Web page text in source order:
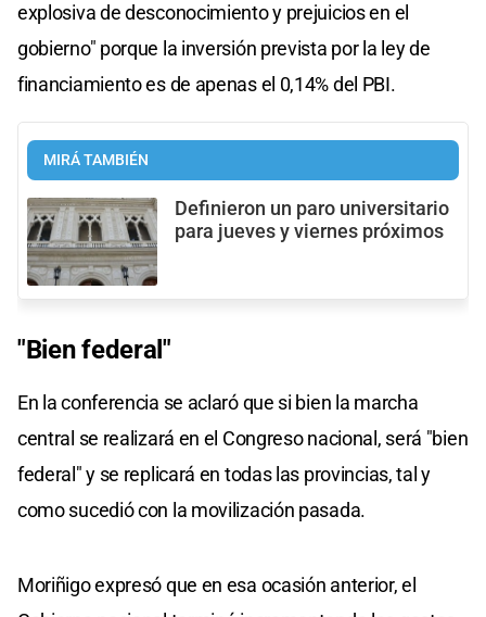
explosiva de desconocimiento y prejuicios en el
gobierno" porque la inversión prevista por la ley de
financiamiento es de apenas el 0,14% del PBI.
MIRÁ TAMBIÉN
Definieron un paro universitario
para jueves y viernes próximos
"Bien federal"
En la conferencia se aclaró que si bien la marcha
central se realizará en el Congreso nacional, será "bien
federal" y se replicará en todas las provincias, tal y
como sucedió con la movilización pasada.
Moriñigo expresó que en esa ocasión anterior, el